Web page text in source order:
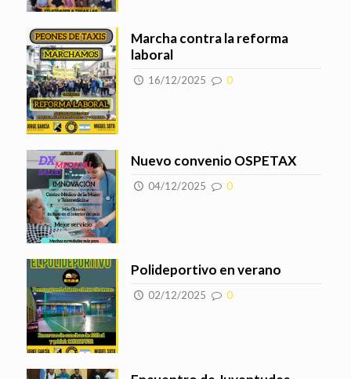
Marcha contra la reforma
laboral
16/12/2025 0
Nuevo convenio OSPETAX
04/12/2025 0
Polideportivo en verano
02/12/2025 0